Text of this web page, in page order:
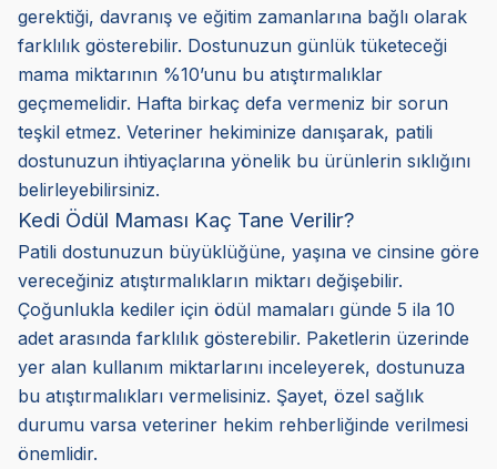
gerektiği, davranış ve eğitim zamanlarına bağlı olarak
farklılık gösterebilir. Dostunuzun günlük tüketeceği
mama miktarının %10’unu bu atıştırmalıklar
geçmemelidir. Hafta birkaç defa vermeniz bir sorun
teşkil etmez. Veteriner hekiminize danışarak, patili
dostunuzun ihtiyaçlarına yönelik bu ürünlerin sıklığını
belirleyebilirsiniz.
Kedi Ödül Maması Kaç Tane Verilir?
Patili dostunuzun büyüklüğüne, yaşına ve cinsine göre
vereceğiniz atıştırmalıkların miktarı değişebilir.
Çoğunlukla kediler için ödül mamaları günde 5 ila 10
adet arasında farklılık gösterebilir. Paketlerin üzerinde
yer alan kullanım miktarlarını inceleyerek, dostunuza
bu atıştırmalıkları vermelisiniz. Şayet, özel sağlık
durumu varsa veteriner hekim rehberliğinde verilmesi
önemlidir.